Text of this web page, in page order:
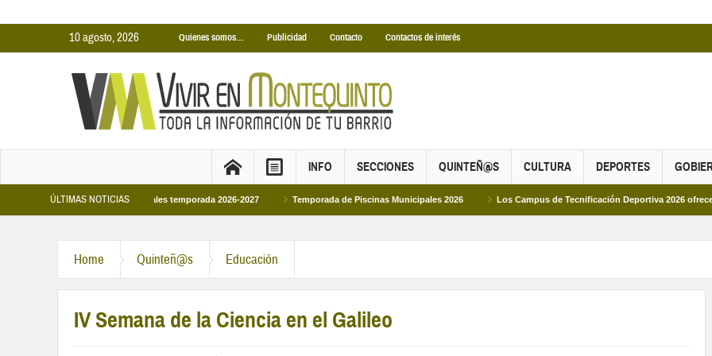
10 agosto, 2026 Quienes somos… Publicidad Contacto Contactos de interés
INFO SECCIONES QUINTEÑ@S CULTURA DEPORTES
ÚLTIMAS NOTICIAS
Cubiertas Municipales temporada 2026-2027 Temporada de Piscinas Municipales 2026 Los Campus de Tecnificación Deportiva 2026 ofrecen cuatro
Home Quinteñ@s Educación
IV Semana de la Ciencia en el Galileo